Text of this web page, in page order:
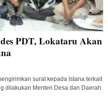
PDT, Lokataru Akan
surat kepada Istana terkait
dilakukan Menteri Desa dan Daerah